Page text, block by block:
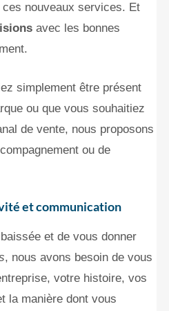
nouveaux services. Et
avec les bonnes
simplement être présent
ou que vous souhaitiez
de vente, nous proposons
ou de
et communication
et de vous donner
, nous avons besoin de vous
votre histoire, vos
la manière dont vous